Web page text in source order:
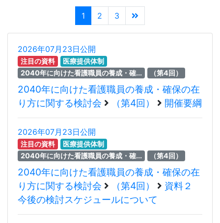
1 2 3
2026年07月23日公開
注目の資料
医療提供体制
2040年に向けた看護職員の養成・確...
（第4回）
2040年に向けた看護職員の養成・確保の在
り方に関する検討会
（第4回） 開催要綱
2026年07月23日公開
注目の資料
医療提供体制
2040年に向けた看護職員の養成・確...
（第4回）
2040年に向けた看護職員の養成・確保の在
り方に関する検討会
（第4回）
資料２
今後の検討スケジュールについて